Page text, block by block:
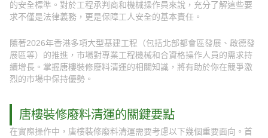
的安全標準。對於工程承判商和機械操作員來說，充分了解這些要
求不僅是法律義務，更是保障工人安全的基本責任。
隨著2026年香港多項大型基建工程（包括北部都會區發展、啟德發
展區等）的推進，市場對專業工程機械和合資格操作人員的需求持
續增長。掌握唐樓裝修廢料清運的相關知識，將有助於你在競爭激
烈的市場中保持優勢。
唐樓裝修廢料清運的關鍵要點
在實際操作中，唐樓裝修廢料清運需要考慮以下幾個重要面向。首